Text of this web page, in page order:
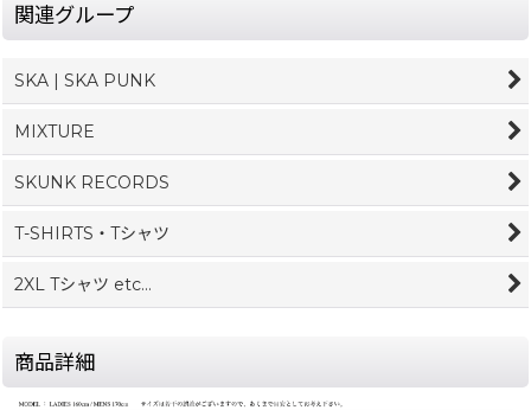
関連グループ
SKA | SKA PUNK
MIXTURE
SKUNK RECORDS
T-SHIRTS・Tシャツ
2XL Tシャツ etc...
商品詳細